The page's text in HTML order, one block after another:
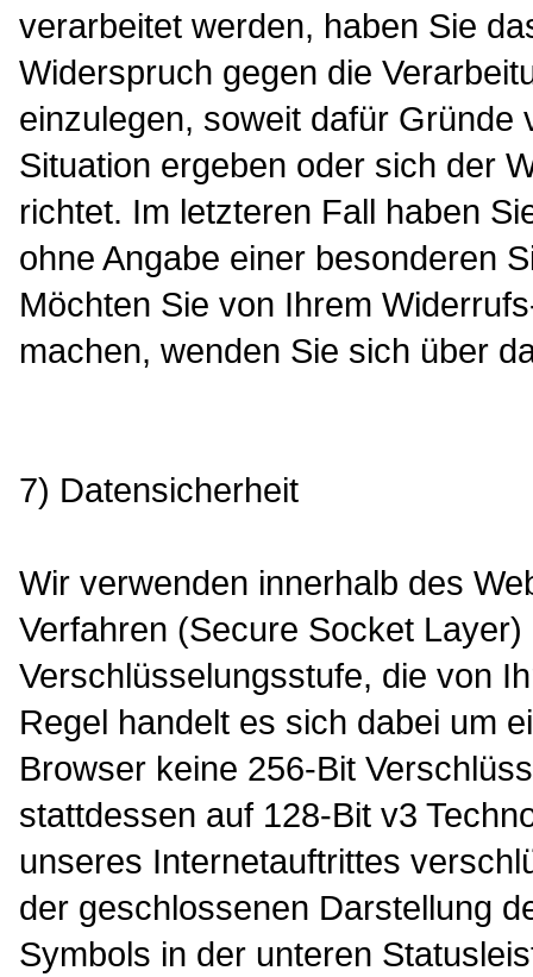
verarbeitet werden, haben Sie
Widerspruch gegen die
einzulegen, soweit dafür
Situation ergeben oder sich der
richtet. Im letzteren Fall haben
ohne Angabe einer besonderen
Möchten Sie von Ihrem
machen, wenden Sie sich über
7) Datensicherheit
Wir verwenden innerhalb des
Verfahren (Secure Socket
Verschlüsselungsstufe, die von
Regel handelt es sich dabei um
Browser keine 256-Bit
stattdessen auf 128-Bit v3
unseres Internetauftrittes
der geschlossenen Darstellung
Symbols in der unteren